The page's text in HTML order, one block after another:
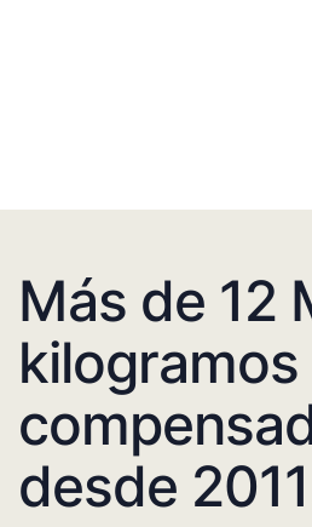
Más de 12
kilogramos
desde